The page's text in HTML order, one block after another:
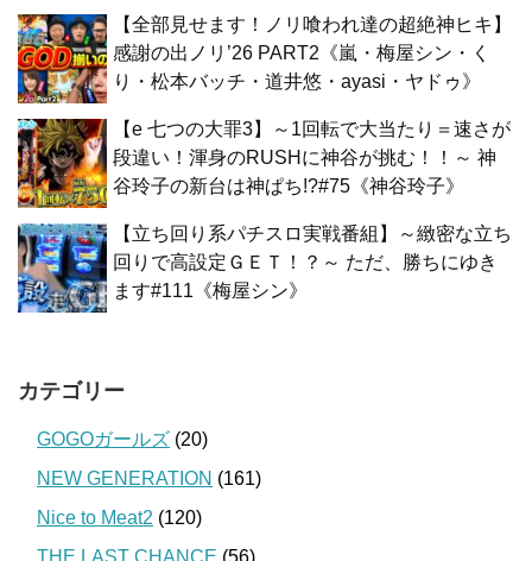
【全部見せます！ノリ喰われ達の超絶神ヒキ】
感謝の出ノリ’26 PART2《嵐・梅屋シン・く
り・松本バッチ・道井悠・ayasi・ヤドゥ》
【e 七つの大罪3】～1回転で大当たり＝速さが
段違い！渾身のRUSHに神谷が挑む！！～ 神
谷玲子の新台は神ぱち!?#75《神谷玲子》
【立ち回り系パチスロ実戦番組】～緻密な立ち
回りで高設定ＧＥＴ！？～ ただ、勝ちにゆき
ます#111《梅屋シン》
カテゴリー
GOGOガールズ (20)
NEW GENERATION (161)
Nice to Meat2 (120)